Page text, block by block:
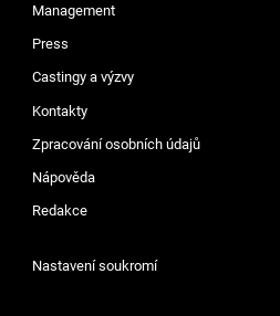
Management
Press
Castingy a výzvy
Kontakty
Zpracování osobních údajů
Nápověda
Redakce
Nastavení soukromí